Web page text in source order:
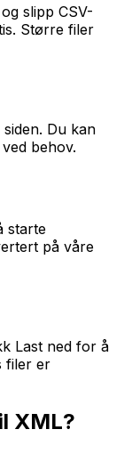
slipp CSV-
Større filer
Du kan
behov.
starte
på våre
Last ned for å
filer er
XML?